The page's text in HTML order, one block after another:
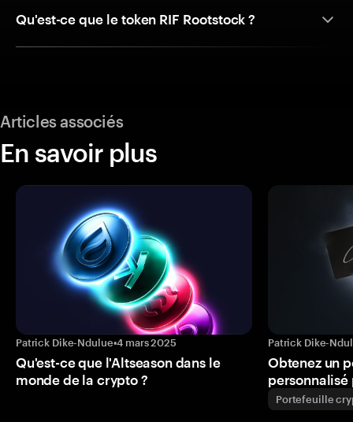
Qu'est-ce que le token RIF Rootstock ?
Articles associés
En savoir plus
Patrick Dike-Ndulue•4 mars 2025
Qu'est-ce que l'Altseason dans le
monde de la crypto ?
Patrick Dike-
Obtenez un
personnalisé
Portefeuille